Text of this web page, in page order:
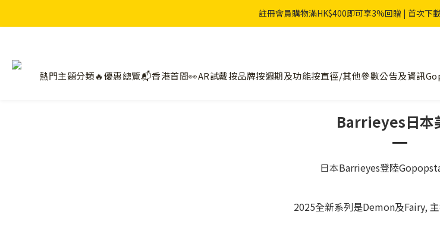
註冊會員購物滿HK$400即可享3%回贈 | 首次下
熱門主題分類🔥優惠總覽📬香港首間👀AR試戴按品牌按週期及功能按直徑/其他參數公告及資訊
Barrieyes日本
日本Barrieyes登陸
2025全新系列是Demon及Fairy,